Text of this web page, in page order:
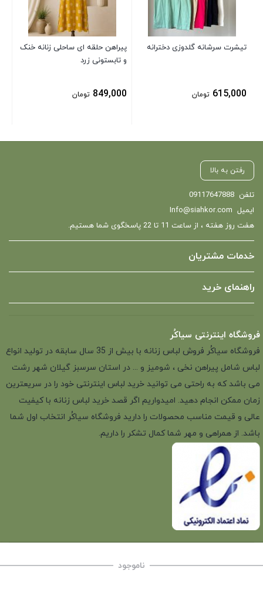
ناموجود
تیشرت سرشانه گلدوزی دخترانه
615,000 تومان
پیراهن حلقه ای ساحلی زنانه خنک
و تابستونی زرد
849,000 تومان
رفتن به بالا
تلفن 09117647888
ایمیل Info@siahkor.com
هفت روز هفته ، از ساعت 11 تا 22 پاسخگوی شما هستیم.
خدمات مشتریان
راهنمای خرید
فروشگاه اینترنتی سیاکُر
فروشگاه سیاکُر فروش لباس زنانه با بیش از 35 سال سابقه در تولید انواع
لباس شامل پیراهن نخی ، شومیز و ... در استان سرسبز گیلان شهر رشت
می باشد که به راحتی می توانید خرید لباس اینترنتی خود را در سریعترین
زمان ممکن انجام دهید. امیدواریم اگر قصد خرید لباس زنانه با کیفیت
عالی و قیمت مناسب محصولات را دارید فروشگاه سیاکُر انتخاب اول شما
باشد. از همراهی و مهر شما کمال تشکر را داریم.